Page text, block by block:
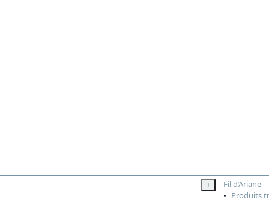
+
Fil d’Ariane
Produits